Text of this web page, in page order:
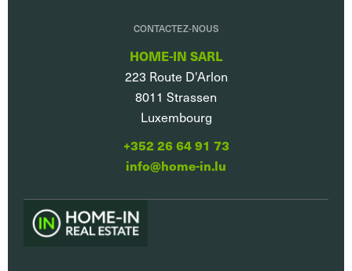
CONTACTEZ-NOUS
HOME-IN SARL
223 Route D'Arlon
8011 Strassen
Luxembourg
+352 26 64 91 73
info@home-in.lu